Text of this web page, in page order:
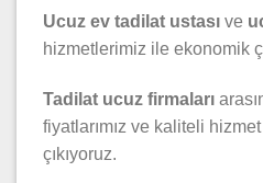
Ucuz ev tadilat ustası ve
hizmetlerimiz ile ekonomik
Tadilat ucuz firmaları
fiyatlarımız ve kaliteli hizmet
çıkıyoruz.